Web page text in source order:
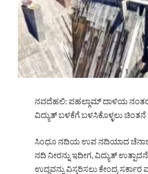
ನವದೆಹಲಿ: ಪಹಲ್ಗಾಮ್ ದಾಳಿಯ ನಂತರ
ವಿದ್ಯುತ್ ಬಳಕೆಗೆ ಬಳಸಿಕೊಳ್ಳಲು
ಸಿಂಧೂ ನದಿಯ ಉಪ ನದಿಯಾದ ಚೆನಾಬ್​
ನದಿ ನೀರನ್ನು ಇದೀಗ, ವಿದ್ಯುತ್​
ಉದ್ದವನ್ನು ವಿಸ್ತರಿಸಲು ಕೇಂದ್ರ